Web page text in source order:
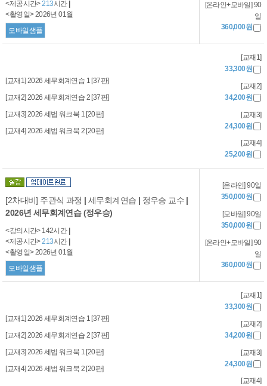
<제공시간>213시간 |
<촬영일> 2026년 01월
모바일샘플
[온라인+모바일] 90
일
360,000원
[교재1] 2026 세무회계연습 1 [37판]
[교재2] 2026 세무회계연습 2 [37판]
[교재3] 2026 세법 워크북 1 [20판]
[교재4] 2026 세법 워크북 2 [20판]
[교재1]
33,300원
[교재2]
34,200원
[교재3]
24,300원
[교재4]
25,200원
[2차대비] 주관식 과정 | 세무회계연습 | 정우승 교수 |
2026년 세무회계연습 (정우승)
<강의시간> 142시간 |
<제공시간>213시간 |
<촬영일> 2026년 01월
모바일샘플
[온라인] 90일
350,000원
[모바일] 90일
350,000원
[온라인+모바일] 90
일
360,000원
[교재1] 2026 세무회계연습 1 [37판]
[교재2] 2026 세무회계연습 2 [37판]
[교재3] 2026 세법 워크북 1 [20판]
[교재4] 2026 세법 워크북 2 [20판]
[교재1]
33,300원
[교재2]
34,200원
[교재3]
24,300원
[교재4]